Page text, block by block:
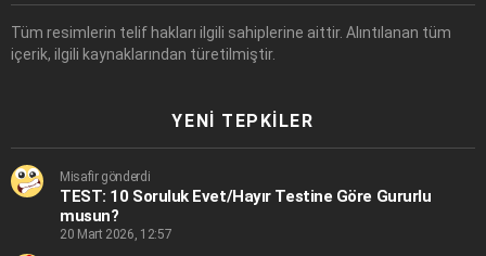
Tüm resimlerin telif hakları ilgili sahiplerine aittir. Alıntılanan tüm
içerik, ilgili kaynaklarından türetilmiştir.
YENI TEPKILER
Misafir gönderdi
TEST: 10 Soruluk Evet/Hayır Testine Göre Gururlu
musun?
20 Mart 2026, 12:57